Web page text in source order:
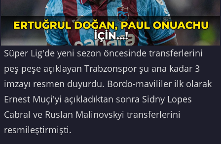
Süper Lig'de yeni sezon öncesinde transferlerini
peş peşe açıklayan Trabzonspor şu ana kadar 3
imzayı resmen duyurdu. Bordo-mavililer ilk olarak
Ernest Muçi'yi açıkladıktan sonra Sidny Lopes
Cabral ve Ruslan Malinovskyi transferlerini
resmileştirmişti.